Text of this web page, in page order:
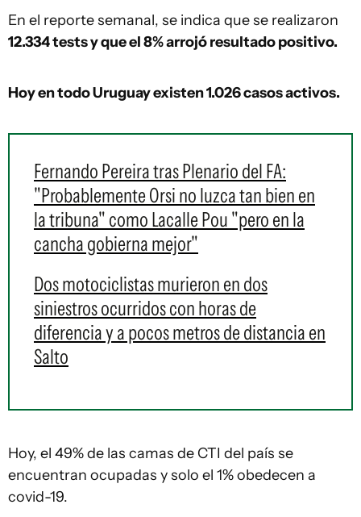
En el reporte semanal, se indica que se realizaron
12.334 tests y que el 8% arrojó resultado positivo.
Hoy en todo Uruguay existen 1.026 casos activos.
Fernando Pereira tras Plenario del FA:
"Probablemente Orsi no luzca tan bien en
la tribuna" como Lacalle Pou "pero en la
cancha gobierna mejor"
Dos motociclistas murieron en dos
siniestros ocurridos con horas de
diferencia y a pocos metros de distancia en
Salto
Hoy, el 49% de las camas de CTI del país se
encuentran ocupadas y solo el 1% obedecen a
covid-19.